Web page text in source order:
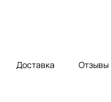
Доставка Отзывы